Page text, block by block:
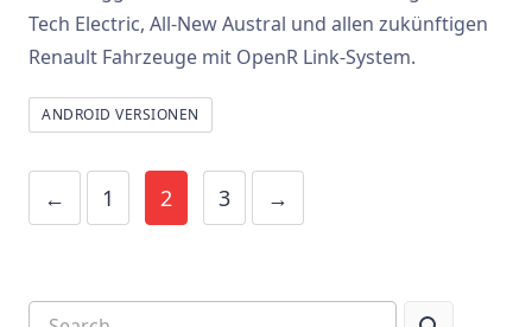
Tech Electric, All-New Austral und allen zukünftigen
Renault Fahrzeuge mit OpenR Link-System.
ANDROID VERSIONEN
← 1 2 3 →